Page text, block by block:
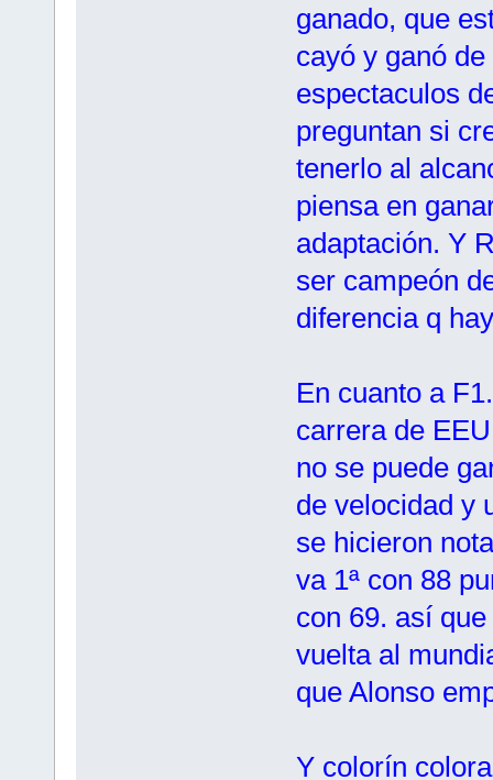
ganado, que
cayó y ganó
espectaculos
preguntan si
tenerlo al
piensa en
adaptación. Y
ser campeón
diferencia q
En cuanto a
carrera de
no se puede
de velocidad y
se hicieron
va 1ª con 88
con 69. así
vuelta al
que Alonso
Y colorín